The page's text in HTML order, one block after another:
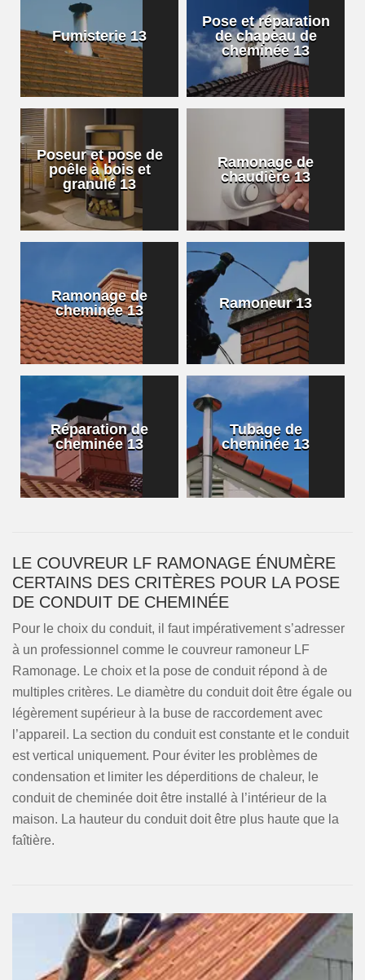
Fumisterie 13
Pose et réparation
de chapeau de
cheminée 13
Poseur et pose de
poêle à bois et
granulé 13
Ramonage de
chaudière 13
Ramonage de
cheminée 13
Ramoneur 13
Réparation de
cheminée 13
Tubage de
cheminée 13
LE COUVREUR LF RAMONAGE ÉNUMÈRE
CERTAINS DES CRITÈRES POUR LA POSE
DE CONDUIT DE CHEMINÉE
Pour le choix du conduit, il faut impérativement s’adresser
à un professionnel comme le couvreur ramoneur LF
Ramonage. Le choix et la pose de conduit répond à de
multiples critères. Le diamètre du conduit doit être égale ou
légèrement supérieur à la buse de raccordement avec
l’appareil. La section du conduit est constante et le conduit
est vertical uniquement. Pour éviter les problèmes de
condensation et limiter les déperditions de chaleur, le
conduit de cheminée doit être installé à l’intérieur de la
maison. La hauteur du conduit doit être plus haute que la
faîtière.